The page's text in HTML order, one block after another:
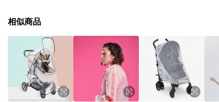
球嚴選、商城、專案商品、「草莓網」全館商品。 4. 如取消訂
回饋。 5. 點數回饋會扣除所有折扣優惠後之最終發票金額計算，
實際回饋請依LINE購物通知為主。 6. 訂單如有使用東森購物
ETMall站內之折扣優惠(包含但不限於東森幣、樂透金、東森現金
券等)，不具點數回饋資格。詳細請依東森購物ETMall之結帳頁面
顯示為準。 7. LINE購物設有「單一商品最高回饋點數」機制(特
殊活動時開放「回饋無上限」)，以同一訂單中同一商品不論件數
計算，並依訂單成立時間當下LINE購物所設定的回饋機制為準。
相似商品